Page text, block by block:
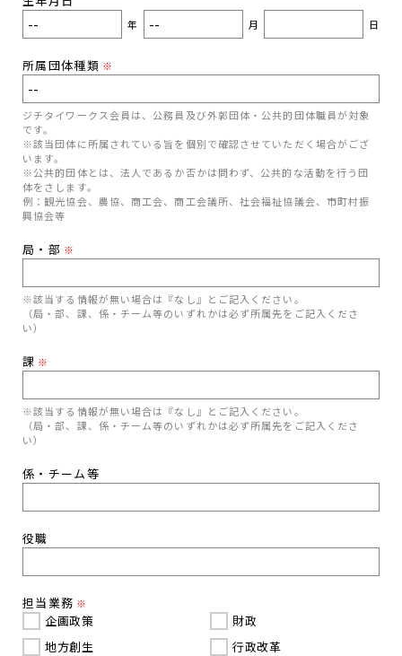
年 月 日
所属団体種類 ※
ジチタイワークス会員は、公務員及び外郭団体・公共的団体職員が対象
です。
※該当団体に所属されている旨を個別で確認させていただく場合がござ
います。
※公共的団体とは、法人であるか否かは問わず、公共的な活動を行う団
体をさします。
例：観光協会、農協、商工会、商工会議所、社会福祉協議会、市町村振
興協会等
局・部 ※
※該当する情報が無い場合は『なし』とご記入ください。
（局・部、課、係・チーム等のいずれかは必ず所属先をご記入くださ
い）
課 ※
※該当する情報が無い場合は『なし』とご記入ください。
（局・部、課、係・チーム等のいずれかは必ず所属先をご記入くださ
い）
係・チーム等
役職
担当業務 ※
企画政策
地方創生
財政
行政改革